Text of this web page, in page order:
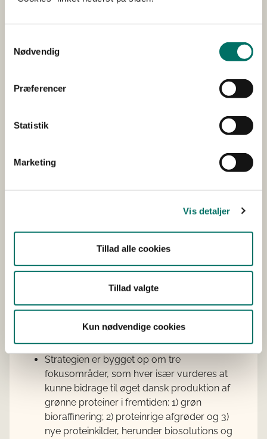
Nødvendig
Præferencer
Statistik
Marketing
Vis detaljer
Tillad alle cookies
Tillad valgte
Kun nødvendige cookies
Strategi for grønne proteiner til dyr og
omstilling af dansk landbrug fra 2021.
grønne proteiner er en del af den grønne
fødevaresektoren samtidig med at kunne
bidrage til øget eksport af danske proteiner.
Grønne proteiner er defineret som alternative
proteiner, der understøtter en
begrænser den menneskeskabte udledning
af drivhusgasser samtidig med, at
hensyntagen til natur og biodiversitet
sammenlignet med konventionelt protein
(soja til foder og animalske produkter).
Cirka 30 forskellige interessenter har givet
deltagelse i følgegruppemøder og
workshops. Der er endvidere udarbejdet tre
analyser.
Strategien er bygget op om tre
fokusområder, som hver især vurderes at
kunne bidrage til øget dansk produktion af
grønne proteiner i fremtiden: 1) grøn
bioraffinering; 2) proteinrige afgrøder og 3)
nye proteinkilder, herunder biosolutions og